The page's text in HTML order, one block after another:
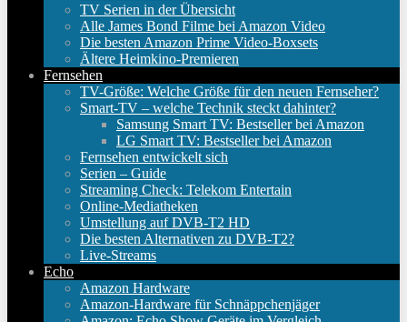
TV Serien in der Übersicht
Alle James Bond Filme bei Amazon Video
Die besten Amazon Prime Video-Boxsets
Ältere Heimkino-Premieren
Fernsehen
TV-Größe: Welche Größe für den neuen Fernseher?
Smart-TV – welche Technik steckt dahinter?
Samsung Smart TV: Bestseller bei Amazon
LG Smart TV: Bestseller bei Amazon
Fernsehen entwickelt sich
Serien – Guide
Streaming Check: Telekom Entertain
Online-Mediatheken
Umstellung auf DVB-T2 HD
Die besten Alternativen zu DVB-T2?
Live-Streams
Echo
Amazon Hardware
Amazon-Hardware für Schnäppchenjäger